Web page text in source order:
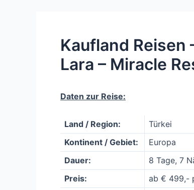
Kaufland Reisen
Lara – Miracle
Daten zur Reise:
Land / Region:
Türkei
Kontinent / Gebiet:
Europa
Dauer:
8 Tage, 7
Preis:
ab € 499,-